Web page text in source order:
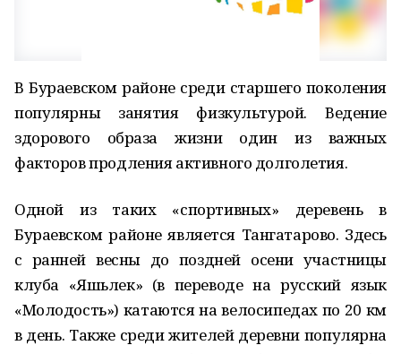
В Бураевском районе среди старшего поколения
популярны занятия физкультурой. Ведение
здорового образа жизни один из важных
факторов продления активного долголетия.
Одной из таких «спортивных» деревень в
Бураевском районе является Тангатарово. Здесь
с ранней весны до поздней осени участницы
клуба «Яшьлек» (в переводе на русский язык
«Молодость») катаются на велосипедах по 20 км
в день. Также среди жителей деревни популярна